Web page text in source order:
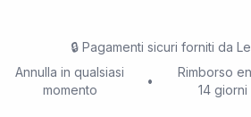
🔒 Pagamenti sicuri forniti da
Annulla in qualsiasi
momento
•
Rimborso
14 giorni